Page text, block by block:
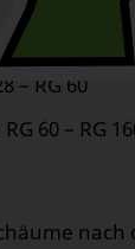
– RG 60
60 – RG
nach